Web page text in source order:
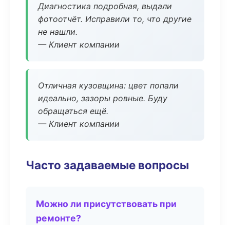
Диагностика подробная, выдали
фотоотчёт. Исправили то, что другие
не нашли.
— Клиент компании
Отличная кузовщина: цвет попали
идеально, зазоры ровные. Буду
обращаться ещё.
— Клиент компании
Часто задаваемые вопросы
Можно ли присутствовать при
ремонте?